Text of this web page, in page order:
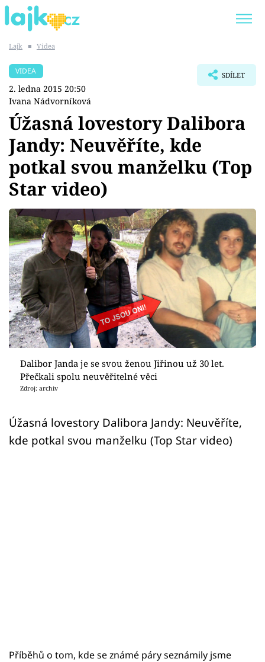
SHOPAHOLICADEL
Témata
Showbyznys
Youtubeři
Virály
Sex a vztahy
Videa
Sledujte prima+
Přihlášení
Lajk ■ Videa
VIDEA
2. ledna 2015 20:50
Ivana Nádvorníková
SDÍLET
Úžasná lovestory Dalibora
Jandy: Neuvěříte, kde
potkal svou manželku (Top
Star video)
Dalibor Janda je se svou ženou Jiřinou už 30 let.
Přečkali spolu neuvěřitelné věci
Zdroj: archiv
Úžasná lovestory Dalibora Jandy: Neuvěříte,
kde potkal svou manželku (Top Star video)
Příběhů o tom, kde se známé páry seznámily jsme